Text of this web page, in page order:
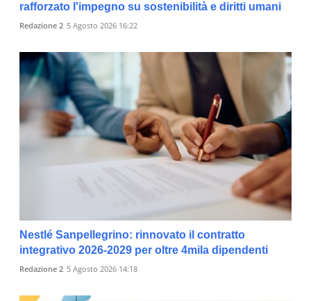
rafforzato l'impegno su sostenibilità e diritti umani
Redazione 2 5 Agosto 2026 16:22
Nestlé Sanpellegrino: rinnovato il contratto
integrativo 2026-2029 per oltre 4mila dipendenti
Redazione 2 5 Agosto 2026 14:18